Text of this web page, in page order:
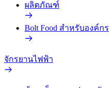
ผลิตภัณฑ์
Bolt Food สำหรับองค์กร
จักรยานไฟฟ้า